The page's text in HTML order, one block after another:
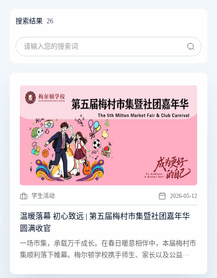
搜索结果 26
学生活动 2026-05-12
温暖落幕 初心致远 | 第五届梅村市集暨社团嘉年华
圆满收官
​​一场市集，承载万千成长。在春日暖意相伴中，本届梅村市
集顺利落下帷幕。梅尔顿学校携手师生、家长以及公益···